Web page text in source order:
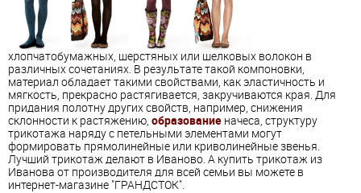
хлопчатобумажных, шерстяных или шелковых волокон в
различных сочетаниях. В результате такой компоновки,
материал обладает такими свойствами, как эластичность и
мягкость, прекрасно растягивается, закручиваются края. Для
придания полотну других свойств, например, снижения
склонности к растяжению, образование начеса, структуру
трикотажа наряду с петельными элементами могут
формировать прямолинейные или криволинейные звенья.
Лучший трикотаж делают в Иваново. А купить трикотаж из
Иванова от производителя для всей семьи вы можете в
интернет-магазине "ГРАНДСТОК".